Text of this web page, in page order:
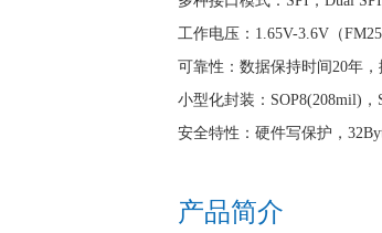
工作电压：1.65V-3.6V（
可靠性：数据保持时间20年
小型化封装：SOP8(208mil)
安全特性：硬件写保护，
产品简介